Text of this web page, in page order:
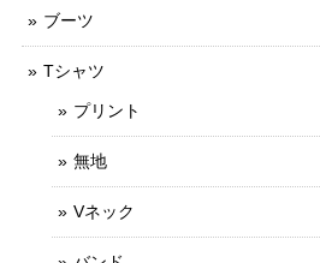
ブーツ
Tシャツ
プリント
無地
Vネック